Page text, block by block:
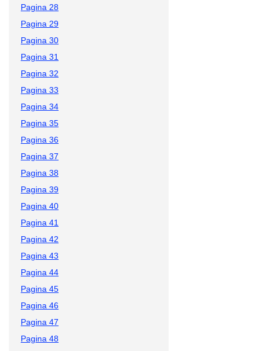
Pagina 28
Pagina 29
Pagina 30
Pagina 31
Pagina 32
Pagina 33
Pagina 34
Pagina 35
Pagina 36
Pagina 37
Pagina 38
Pagina 39
Pagina 40
Pagina 41
Pagina 42
Pagina 43
Pagina 44
Pagina 45
Pagina 46
Pagina 47
Pagina 48